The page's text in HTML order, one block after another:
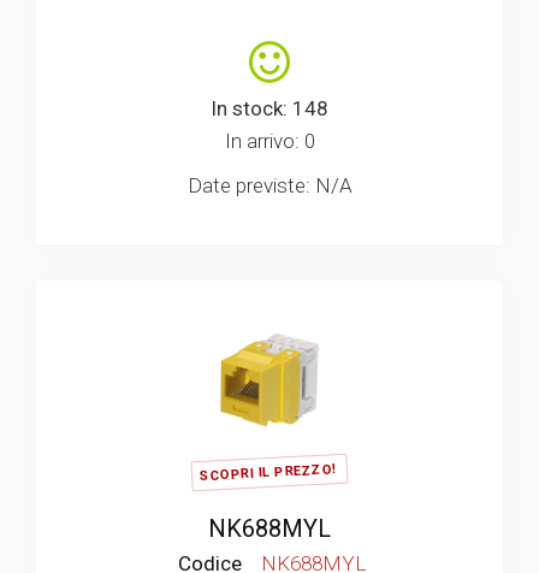
In stock: 148
In arrivo: 0
Date previste: N/A
SCOPRI IL PREZZO!
NK688MYL
Codice
NK688MYL